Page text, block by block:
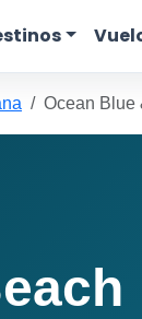
Ocean Blue